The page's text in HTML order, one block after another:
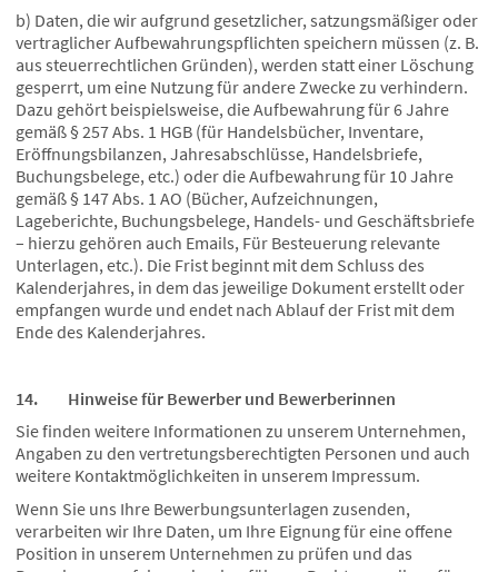
b) Daten, die wir aufgrund gesetzlicher, satzungsmäßiger oder
vertraglicher Aufbewahrungspflichten speichern müssen (z. B.
aus steuerrechtlichen Gründen), werden statt einer Löschung
gesperrt, um eine Nutzung für andere Zwecke zu verhindern.
Dazu gehört beispielsweise, die Aufbewahrung für 6 Jahre
gemäß § 257 Abs. 1 HGB (für Handelsbücher, Inventare,
Eröffnungsbilanzen, Jahresabschlüsse, Handelsbriefe,
Buchungsbelege, etc.) oder die Aufbewahrung für 10 Jahre
gemäß § 147 Abs. 1 AO (Bücher, Aufzeichnungen,
Lageberichte, Buchungsbelege, Handels- und Geschäftsbriefe
– hierzu gehören auch Emails, Für Besteuerung relevante
Unterlagen, etc.). Die Frist beginnt mit dem Schluss des
Kalenderjahres, in dem das jeweilige Dokument erstellt oder
empfangen wurde und endet nach Ablauf der Frist mit dem
Ende des Kalenderjahres.
14. Hinweise für Bewerber und Bewerberinnen
Sie finden weitere Informationen zu unserem Unternehmen,
Angaben zu den vertretungsberechtigten Personen und auch
weitere Kontaktmöglichkeiten in unserem Impressum.
Wenn Sie uns Ihre Bewerbungsunterlagen zusenden,
verarbeiten wir Ihre Daten, um Ihre Eignung für eine offene
Position in unserem Unternehmen zu prüfen und das